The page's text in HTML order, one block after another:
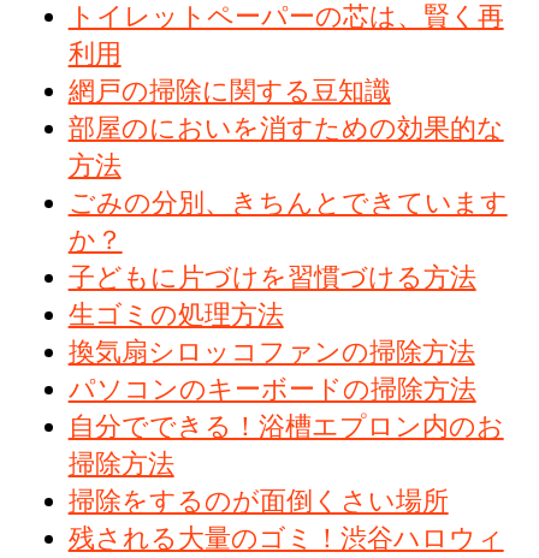
トイレットペーパーの芯は、賢く再
利用
網戸の掃除に関する豆知識
部屋のにおいを消すための効果的な
方法
ごみの分別、きちんとできています
か？
子どもに片づけを習慣づける方法
生ゴミの処理方法
換気扇シロッコファンの掃除方法
パソコンのキーボードの掃除方法
自分でできる！浴槽エプロン内のお
掃除方法
掃除をするのが面倒くさい場所
残される大量のゴミ！渋谷ハロウィ